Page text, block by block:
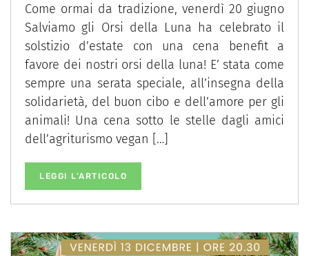
Come ormai da tradizione, venerdì 20 giugno
Salviamo gli Orsi della Luna ha celebrato il
solstizio d’estate con una cena benefit a
favore dei nostri orsi della luna! E’ stata come
sempre una serata speciale, all’insegna della
solidarietà, del buon cibo e dell’amore per gli
animali! Una cena sotto le stelle dagli amici
dell’agriturismo vegan […]
LEGGI L’ARTICOLO